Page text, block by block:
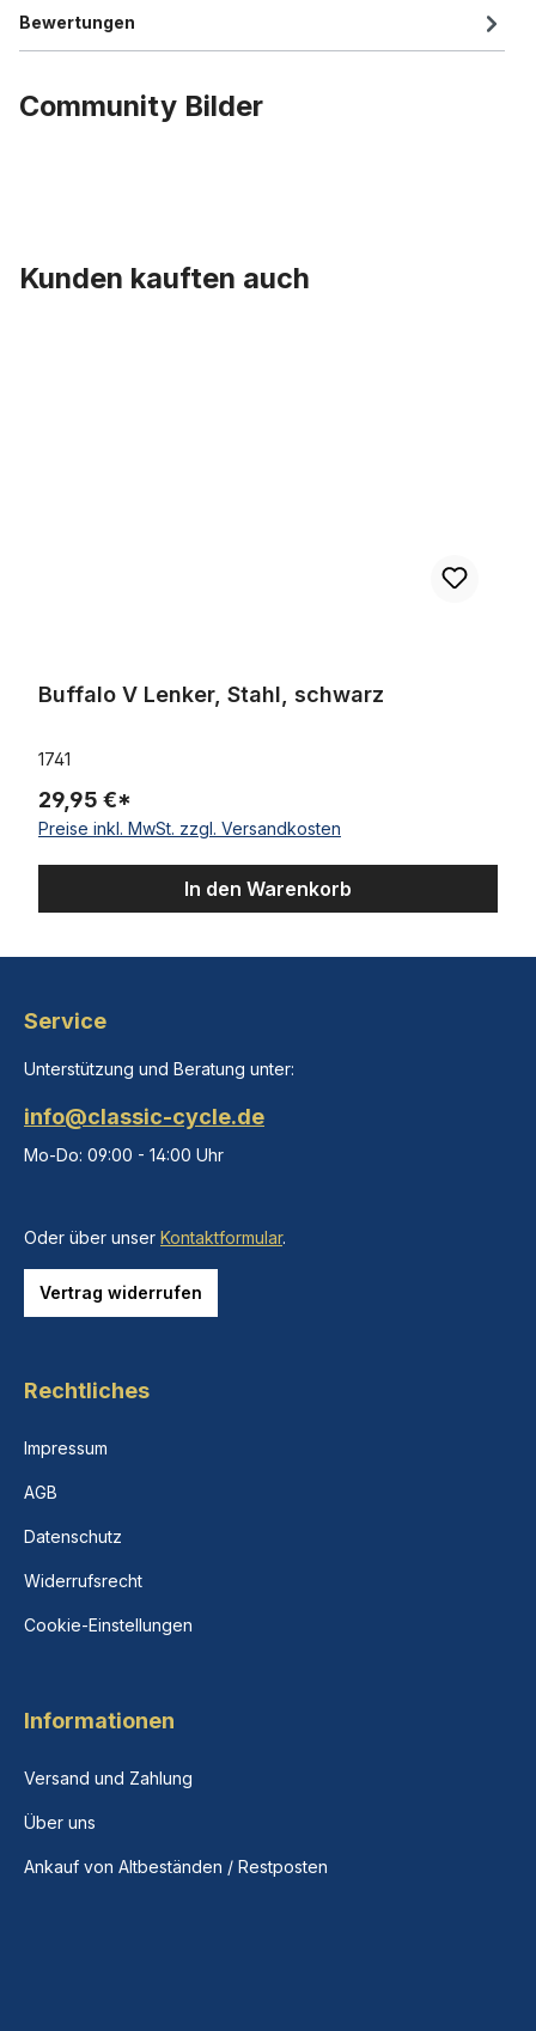
Bewertungen
Community Bilder
Kunden kauften auch
Buffalo V Lenker, Stahl, schwarz
1741
29,95 €*
Preise inkl. MwSt. zzgl. Versandkosten
In den Warenkorb
Service
Unterstützung und Beratung unter:
info@classic-cycle.de
Mo-Do: 09:00 - 14:00 Uhr
Oder über unser Kontaktformular.
Vertrag widerrufen
Rechtliches
Impressum
AGB
Datenschutz
Widerrufsrecht
Cookie-Einstellungen
Informationen
Versand und Zahlung
Über uns
Ankauf von Altbeständen / Restposten